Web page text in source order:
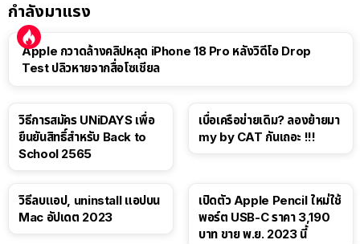
กำลังมาแรง
Apple กวาดล้างคลิปหลุด iPhone 18 Pro หลังวิดีโอ Drop
Test ปลิวหายจากสื่อโซเชียล
วิธีการสมัคร UNiDAYS เพื่อ
ยืนยันสิทธิ์สำหรับ Back to
School 2565
เบื่อเครือข่ายเดิม? ลองย้ายมา
my by CAT กันเถอะ !!!
วิธีลบแอป, uninstall แอปบน
Mac อัปเดต 2023
เปิดตัว Apple Pencil ใหม่ใช้
พอร์ต USB-C ราคา 3,190
บาท ขาย พ.ย. 2023 นี้